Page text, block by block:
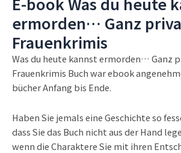
ermorden… Ganz
Frauenkrimis
Was du heute kannst ermorden… Ganz
Frauenkrimis Buch war ebook
bücher Anfang bis Ende.
Haben Sie jemals eine Geschichte so
dass Sie das Buch nicht aus der Hand
wenn die Charaktere Sie mit ihren